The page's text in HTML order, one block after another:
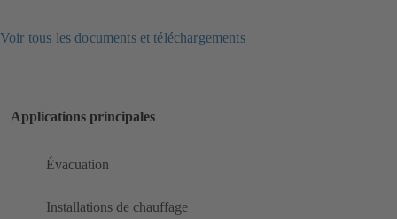
Voir tous les documents et téléchargements
Applications principales
Évacuation
Installations de chauffage